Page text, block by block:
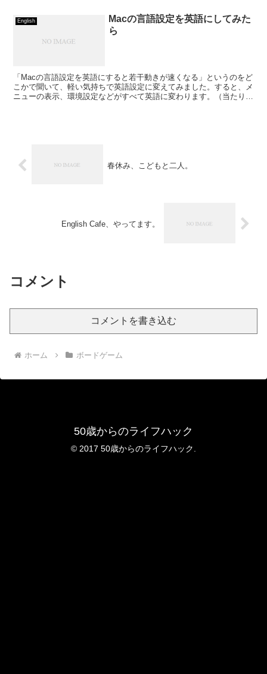
English
Macの言語設定を英語にしてみた
ら
「Macの言語設定を英語にすると若干動きが速くなる」というのをど
こかで聞いて、軽い気持ちで英語設定に変えてみました。すると、メ
ニューの表示、環境設定などがすべて英語に変わります。（当たり前
春休み、こどもと二人。
English Cafe、やってます。
コメント
コメントを書き込む
ホーム ボードゲーム
50歳からのライフハック
© 2017 50歳からのライフハック.